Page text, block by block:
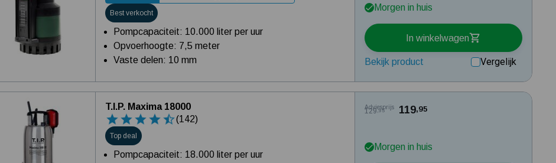
Best verkocht
Pompcapaciteit: 10.000 liter per uur
Opvoerhoogte: 7,5 meter
Vaste delen: 10 mm
Morgen in huis
In winkelwagen
Bekijk product Vergelijk
T.I.P. Maxima 18000
(142)
Top deal
Pompcapaciteit: 18.000 liter per uur
Adviesprijs
129,95 119,95
Morgen in huis